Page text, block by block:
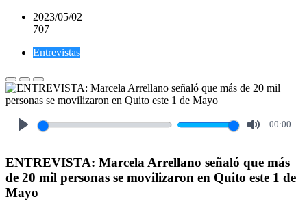
2023/05/02
707
Entrevistas
00:00
ENTREVISTA: Marcela Arrellano señaló que más
de 20 mil personas se movilizaron en Quito este 1 de
Mayo